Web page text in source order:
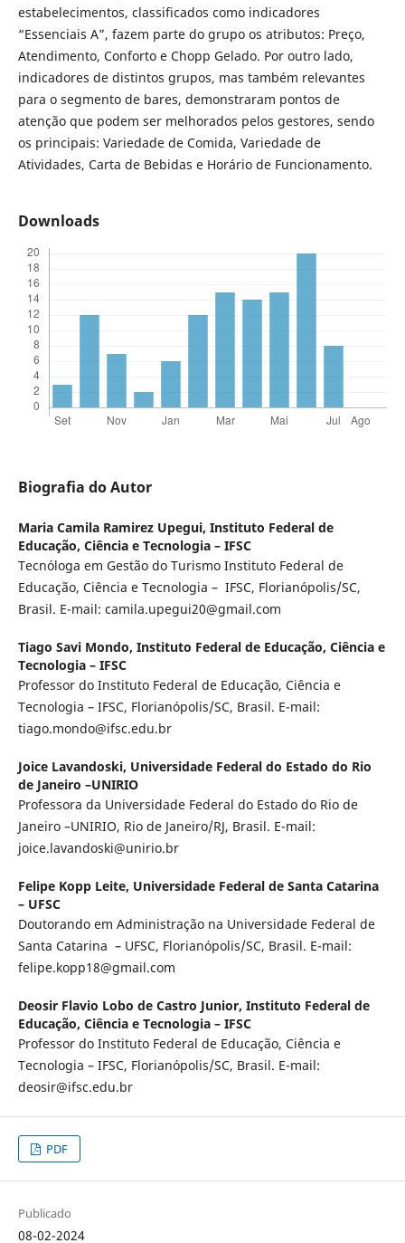
estabelecimentos, classificados como indicadores
“Essenciais A”, fazem parte do grupo os atributos: Preço,
Atendimento, Conforto e Chopp Gelado. Por outro lado,
indicadores de distintos grupos, mas também relevantes
para o segmento de bares, demonstraram pontos de
atenção que podem ser melhorados pelos gestores, sendo
os principais: Variedade de Comida, Variedade de
Atividades, Carta de Bebidas e Horário de Funcionamento.
Downloads
Biografia do Autor
Maria Camila Ramirez Upegui, Instituto Federal de
Educação, Ciência e Tecnologia – IFSC
Tecnóloga em Gestão do Turismo Instituto Federal de
Educação, Ciência e Tecnologia – IFSC, Florianópolis/SC,
Brasil. E-mail: camila.upegui20@gmail.com
Tiago Savi Mondo, Instituto Federal de Educação, Ciência e
Tecnologia – IFSC
Professor do Instituto Federal de Educação, Ciência e
Tecnologia – IFSC, Florianópolis/SC, Brasil. E-mail:
tiago.mondo@ifsc.edu.br
Joice Lavandoski, Universidade Federal do Estado do Rio
de Janeiro –UNIRIO
Professora da Universidade Federal do Estado do Rio de
Janeiro –UNIRIO, Rio de Janeiro/RJ, Brasil. E-mail:
joice.lavandoski@unirio.br
Felipe Kopp Leite, Universidade Federal de Santa Catarina
– UFSC
Doutorando em Administração na Universidade Federal de
Santa Catarina – UFSC, Florianópolis/SC, Brasil. E-mail:
felipe.kopp18@gmail.com
Deosir Flavio Lobo de Castro Junior, Instituto Federal de
Educação, Ciência e Tecnologia – IFSC
Professor do Instituto Federal de Educação, Ciência e
Tecnologia – IFSC, Florianópolis/SC, Brasil. E-mail:
deosir@ifsc.edu.br
PDF
Publicado
08-02-2024